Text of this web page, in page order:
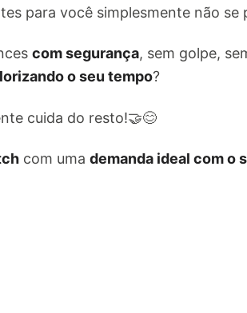
para você simplesmente não se
com segurança, sem golpe,
o seu tempo?
cuida do resto!🤝😊
com uma demanda ideal com o